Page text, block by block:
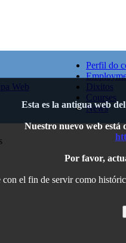
Esta es la antigua web
Nuestro nuevo web está
Por favor,
con el fin de servir como
Web
Perfil do
Dixitos
Courses
News